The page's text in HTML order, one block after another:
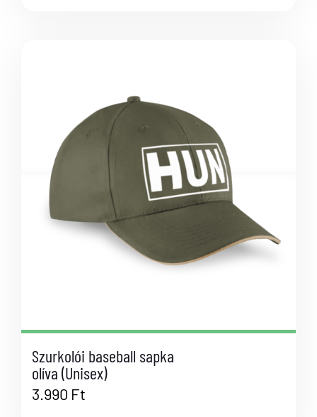
Szurkolói baseball sapka
olíva (Unisex)
3.990 Ft